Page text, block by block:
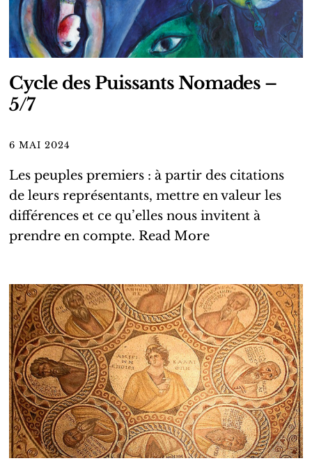
Cycle des Puissants Nomades –
5/7
6 MAI 2024
Les peuples premiers : à partir des citations
de leurs représentants, mettre en valeur les
différences et ce qu’elles nous invitent à
prendre en compte.Read More